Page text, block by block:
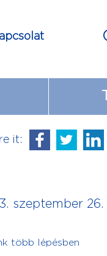
it:
szeptember 26.
több lépésben